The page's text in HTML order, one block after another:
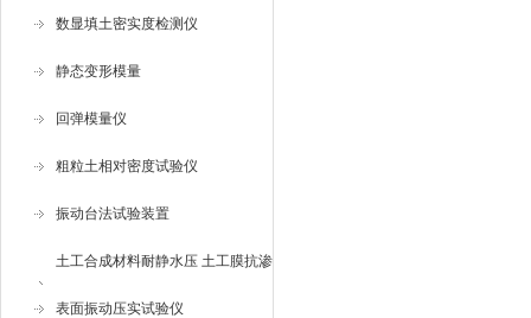
数显填土密实度检测仪
静态变形模量
回弹模量仪
粗粒土相对密度试验仪
振动台法试验装置
土工合成材料耐静水压 土工膜抗渗
仪
表面振动压实试验仪